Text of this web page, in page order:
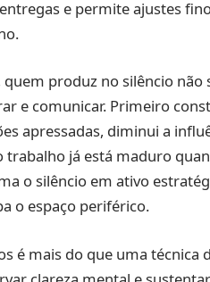
e permite ajustes
produz no silêncio não
e comunicar. Primeiro
apressadas, diminui a
já está maduro
o silêncio em ativo
o espaço periférico.
é mais do que uma técnica